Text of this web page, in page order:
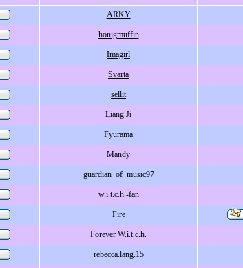
ARKY
honigmuffin
Imagirl
Svarta
sellit
Liang Ji
Fyurama
Mandy
guardian_of_music97
w.i.t.c.h.-fan
Fire
Forever W.i.t.c.h.
rebecca.lang.15